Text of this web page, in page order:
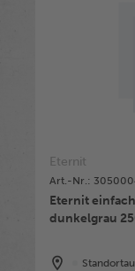
Eternit
Art.-Nr.:
Eternit